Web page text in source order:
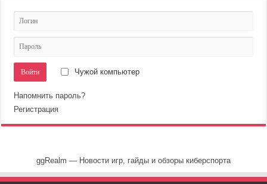
Чужой компьютер
Напомнить пароль?
Регистрация
ggRealm — Новости игр, гайды и обзоры киберспорта